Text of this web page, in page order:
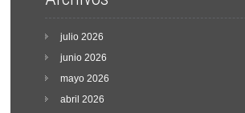
julio 2026
junio 2026
mayo 2026
abril 2026